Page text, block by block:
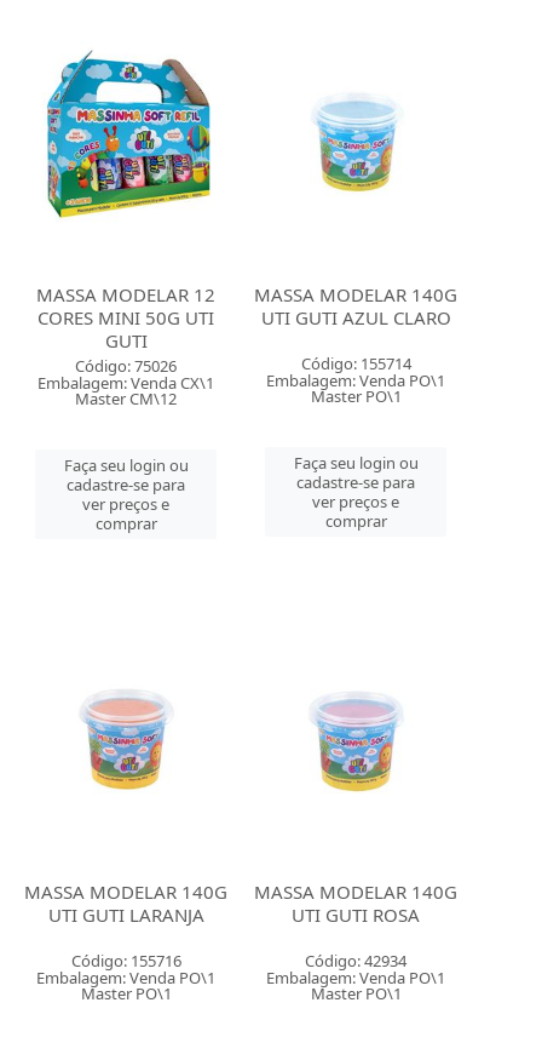
MASSA MODELAR 12
CORES MINI 50G UTI
GUTI
Código: 75026
Embalagem: Venda CX\1
Master CM\12
Faça seu login ou
cadastre-se para
ver preços e
comprar
MASSA MODELAR 140G
UTI GUTI AZUL CLARO
Código: 155714
Embalagem: Venda PO\1
Master PO\1
Faça seu login ou
cadastre-se para
ver preços e
comprar
MASSA MODELAR 140G
UTI GUTI LARANJA
Código: 155716
Embalagem: Venda PO\1
Master PO\1
MASSA MODELAR 140G
UTI GUTI ROSA
Código: 42934
Embalagem: Venda PO\1
Master PO\1